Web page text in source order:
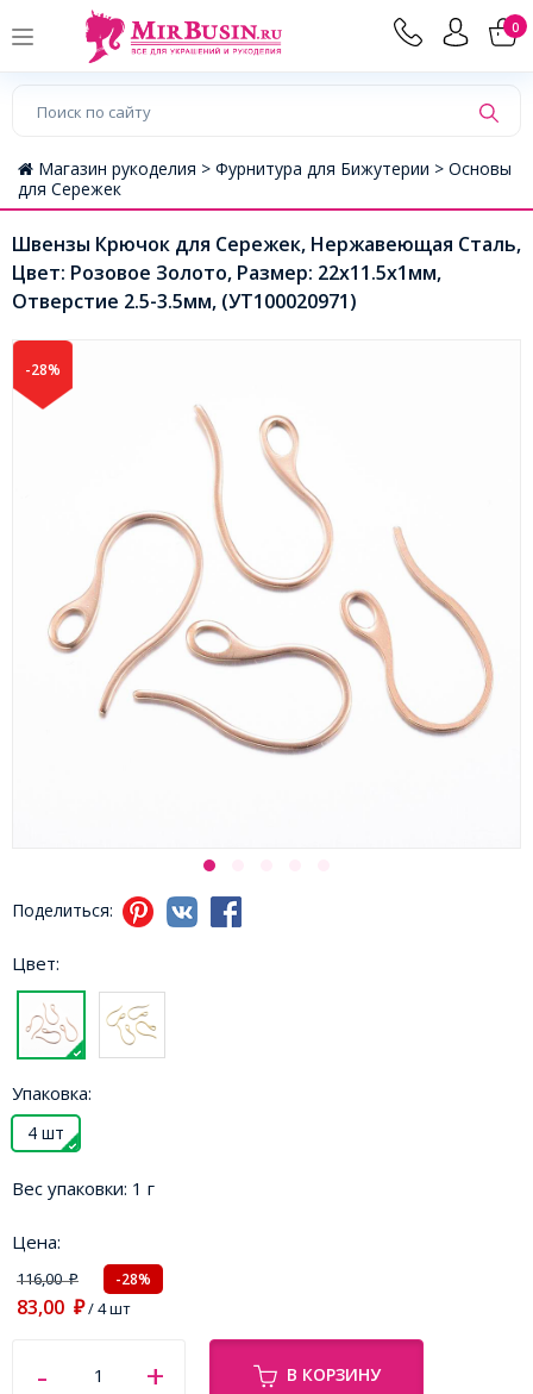
0
Магазин рукоделия > Фурнитура для Бижутерии > Основы
для Сережек
Швензы Крючок для Сережек, Нержавеющая Сталь,
Цвет: Розовое Золото, Размер: 22x11.5х1мм,
Отверстие 2.5-3.5мм, (УТ100020971)
-28%
Поделиться:
Цвет:
Упаковка:
4 шт
Вес упаковки: 1 г
Цена:
116,00₽ -28%
83,00 ₽/ 4 шт
В КОРЗИНУ